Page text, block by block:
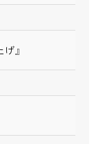
』